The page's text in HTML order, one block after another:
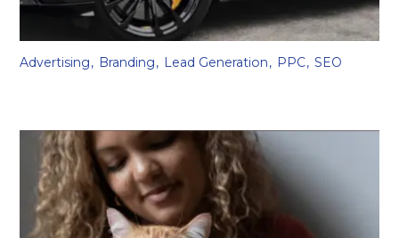
Advertising Branding Lead Generation PPC SEO